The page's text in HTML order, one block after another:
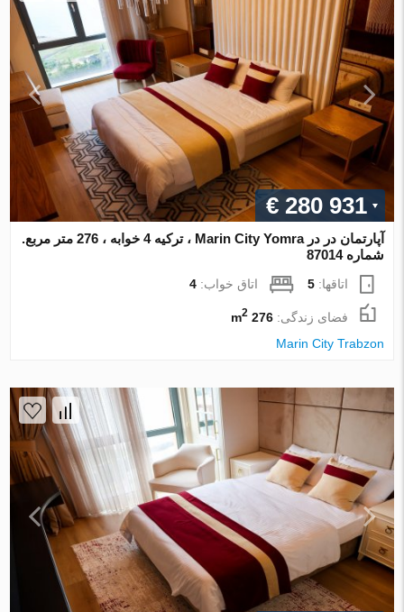
€ 280 931
آپارتمان در در Marin City Yomra ، ترکیه 4 خوابه ، 276 متر مربع.
شماره 87014
اتاقها:5 اتاق خواب:4
فضای زندگی:276 m
2
Marin City Trabzon